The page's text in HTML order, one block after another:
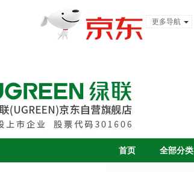
更多导航
首页 全部分类